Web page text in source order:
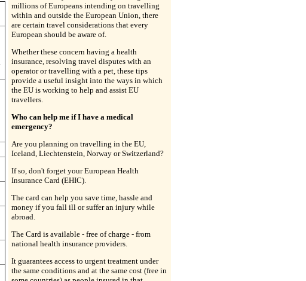
millions of Europeans intending on travelling
within and outside the European Union, there
are certain travel considerations that every
European should be aware of.
Whether these concern having a health
insurance, resolving travel disputes with an
operator or travelling with a pet, these tips
provide a useful insight into the ways in which
the EU is working to help and assist EU
travellers.
Who can help me if I have a medical
emergency?
Are you planning on travelling in the EU,
Iceland, Liechtenstein, Norway or Switzerland?
If so, don't forget your European Health
Insurance Card (EHIC).
The card can help you save time, hassle and
money if you fall ill or suffer an injury while
abroad.
The Card is available - free of charge - from
national health insurance providers.
It guarantees access to urgent treatment under
the same conditions and at the same cost (free in